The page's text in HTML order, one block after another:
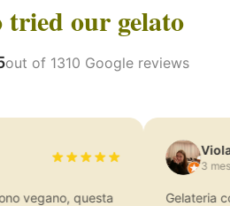
tried our gelato
out of 1310 Google reviews
vegano, questa
Viola
3 mesi
Gelateria